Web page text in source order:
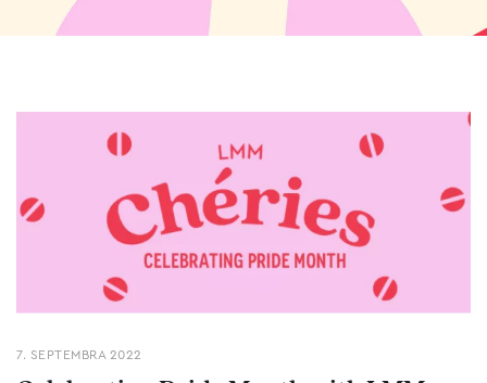
7. SEPTEMBRA 2022